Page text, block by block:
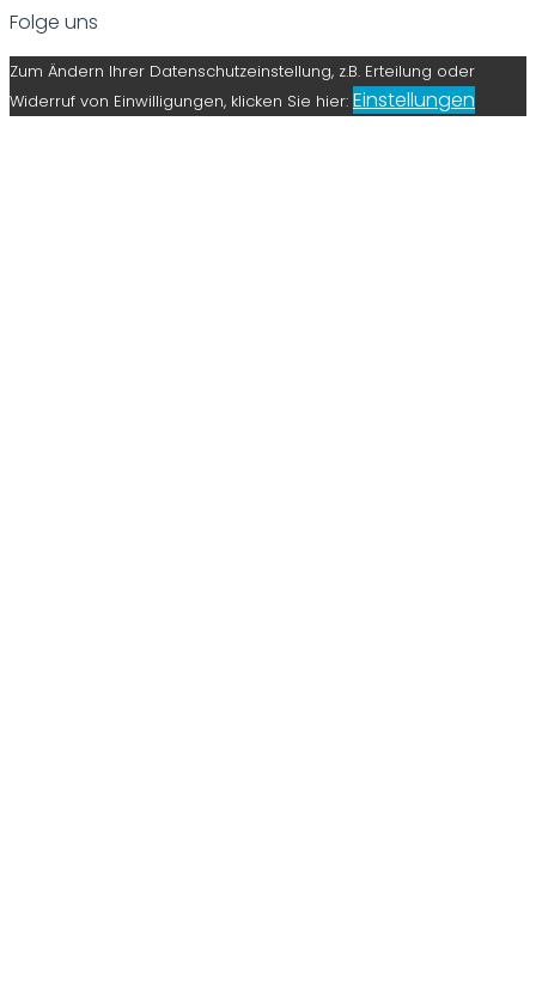
Folge uns
Zum Ändern Ihrer Datenschutzeinstellung, z.B. Erteilung oder
Widerruf von Einwilligungen, klicken Sie hier: Einstellungen